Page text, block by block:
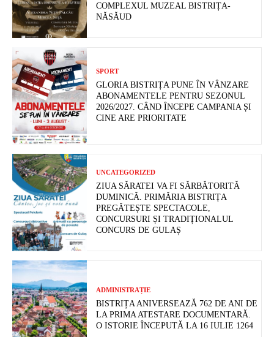
COMPLEXUL MUZEAL BISTRIȚA-
NĂSĂUD
SPORT
GLORIA BISTRIȚA PUNE ÎN VÂNZARE
ABONAMENTELE PENTRU SEZONUL
2026/2027. CÂND ÎNCEPE CAMPANIA ȘI
CINE ARE PRIORITATE
UNCATEGORIZED
ZIUA SĂRATEI VA FI SĂRBĂTORITĂ
DUMINICĂ. PRIMĂRIA BISTRIȚA
PREGĂTEȘTE SPECTACOLE,
CONCURSURI ȘI TRADIȚIONALUL
CONCURS DE GULAȘ
ADMINISTRAȚIE
BISTRIȚA ANIVERSEAZĂ 762 DE ANI DE
LA PRIMA ATESTARE DOCUMENTARĂ.
O ISTORIE ÎNCEPUTĂ LA 16 IULIE 1264